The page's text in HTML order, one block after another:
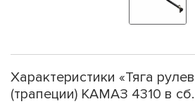
Характеристики «Тяга
(трапеции) КАМАЗ 4310 в